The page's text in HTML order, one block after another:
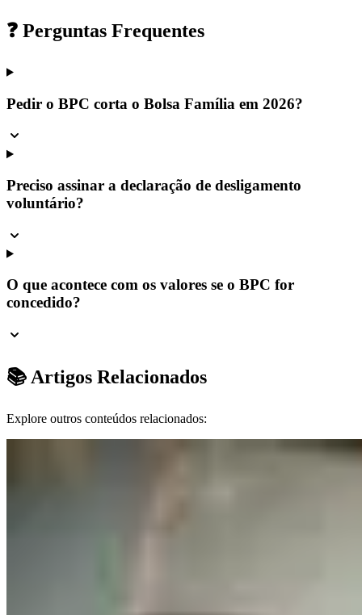
❓ Perguntas Frequentes
Pedir o BPC corta o Bolsa Família em 2026?
Preciso assinar a declaração de desligamento
voluntário?
O que acontece com os valores se o BPC for
concedido?
📚 Artigos Relacionados
Explore outros conteúdos relacionados: